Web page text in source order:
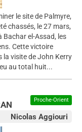
le site de Palmyre,
chassés, le 27 mars,
Bachar el-Assad, les
Cette victoire
la visite de John Kerry
au total huit...
Proche-Orient
Nicolas Aggiouri